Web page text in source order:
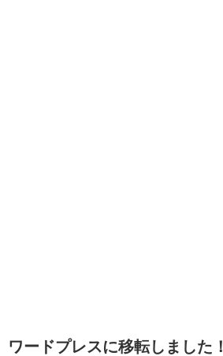
ワードプレスに移転しました！